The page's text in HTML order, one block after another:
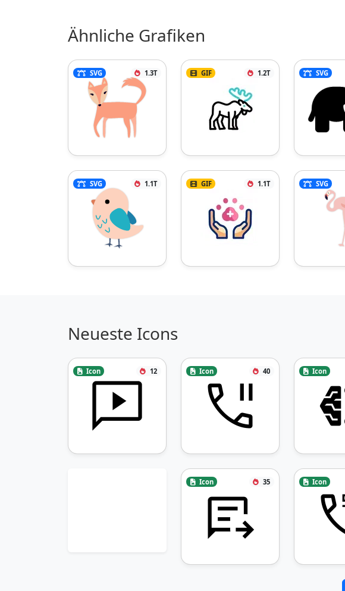
Ähnliche Grafiken
SVG 1.3T GIF 1.2T SVG
SVG 1.1T GIF 1.1T SVG
Neueste Icons
Icon 12 Icon 40 Icon
Icon 35 Icon